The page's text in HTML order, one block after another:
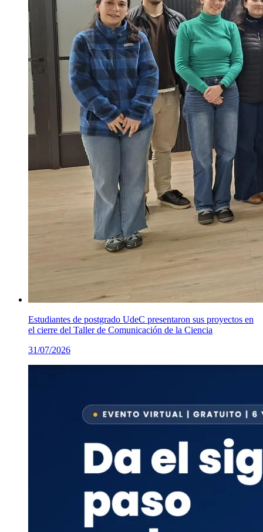
Estudiantes de postgrado UdeC presentaron sus proyectos en
el cierre del Taller de Comunicación de la Ciencia
31/07/2026